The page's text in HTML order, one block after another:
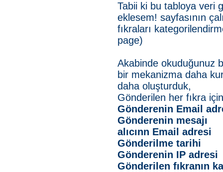
Tabii ki bu tabloya veri
eklesem! sayfasının
fıkraları
page)
Akabinde okuduğunuz
bir mekanizma daha
daha oluşturduk,
Gönderilen her fıkra
Gönderenin Email
Gönderenin mesajı
alıcınn Email adresi
Gönderilme tarihi
Gönderenin IP adresi
Gönderilen fıkranın